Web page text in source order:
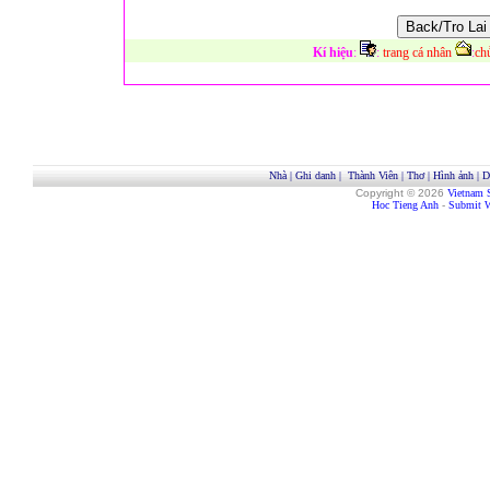
Kí hiệu: : trang cá nhân :
Nhà| Ghi danh| Thành Viên| Thơ| Hình ảnh|
Copyright © 2026 Vietnam
Hoc Tieng Anh - Submit